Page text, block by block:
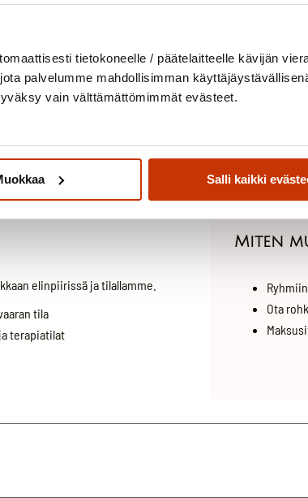
tietokoneelle / päätelaitteelle kävijän
palvelumme mahdollisimman
vain välttämättömimmät evästeet.
Salli kaikki
Toiminnalliset menetelmät, yksilö-, että
luontoavusteisesti turvallisten eläinten
elinpiirissä ja tilallamme.
tila
terapiatilat
Miten
Ota